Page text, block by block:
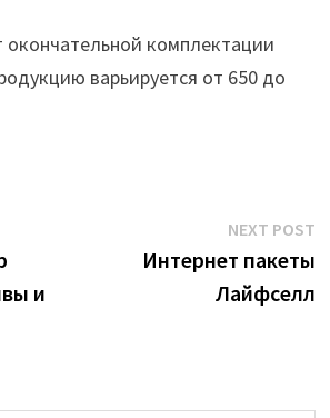
окончательной комплектации
варьируется от 650 до
и
NEXT POST
Интернет пакеты
Лайфселл